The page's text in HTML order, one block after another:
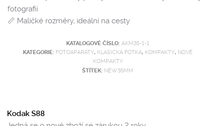
fotografií
📏 Maličké rozměry, ideální na cesty
KATALOGOVÉ ČÍSLO: AKM35-1-1
KATEGORIE: FOTOAPARÁTY, KLASICKÁ FOTKA, KOMPAKTY, NOVÉ
KOMPAKTY
ŠTÍTEK: NEW35MM
Kodak S88